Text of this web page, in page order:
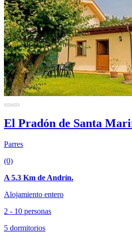
El Pradón de Santa
Parres
(0)
A 5.3 Km de Andrín.
Alojamiento entero
2 - 10 personas
5 dormitorios